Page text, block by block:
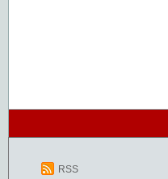
RSS